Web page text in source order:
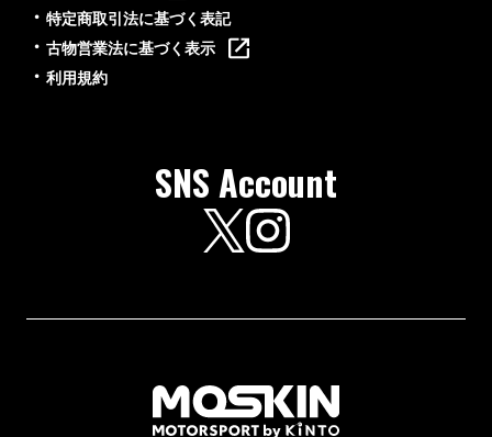
特定商取引法に基づく表記
古物営業法に基づく表示
利用規約
SNS Account